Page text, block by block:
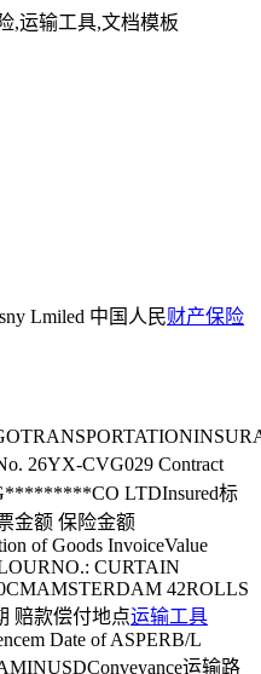
Lmiled 中国人民财产保险
26YX-CVG029 Contract
LTDInsured标
金额 保险金额
of Goods InvoiceValue
CURTAIN
42ROLLS
赔款偿付地点运输工具
Date of ASPERB/L
运输路